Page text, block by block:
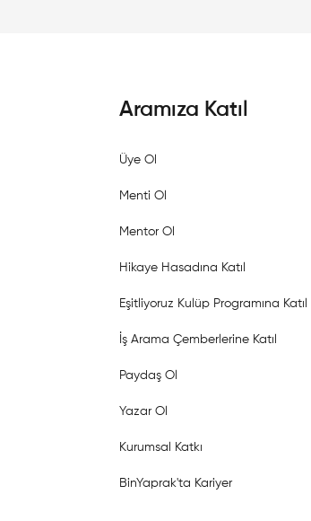
Aramıza Katıl
Üye Ol
Menti Ol
Mentor Ol
Hikaye Hasadına Katıl
Eşitliyoruz Kulüp Programına Katıl
İş Arama Çemberlerine Katıl
Paydaş Ol
Yazar Ol
Kurumsal Katkı
BinYaprak'ta Kariyer